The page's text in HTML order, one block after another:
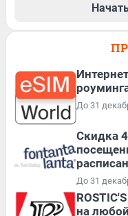
До 31
Cкидка
До 31
на